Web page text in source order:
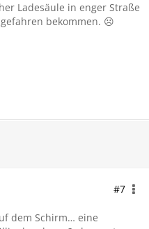
Ladesäule in enger Straße
bekommen. ☹️
#7
dem Schirm… eine